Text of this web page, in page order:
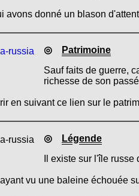
avons donné un blason
◎
Patrimoine
Sauf faits de guerre,
richesse de son
en suivant ce lien sur le
◎
Légende
Il existe sur l'île
vu une baleine échouée